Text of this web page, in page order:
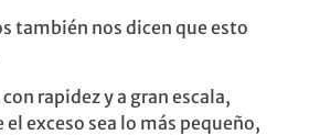
también nos dicen que esto
rapidez y a gran escala,
exceso sea lo más pequeño,